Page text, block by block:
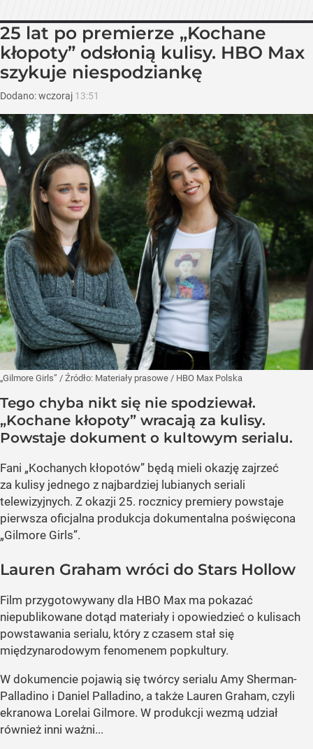
25 lat po premierze „Kochane
kłopoty” odsłonią kulisy. HBO Max
szykuje niespodziankę
Dodano:wczoraj 13:51
„Gilmore Girls” / Źródło: Materiały prasowe / HBO Max Polska
Tego chyba nikt się nie spodziewał.
„Kochane kłopoty” wracają za kulisy.
Powstaje dokument o kultowym serialu.
Fani „Kochanych kłopotów” będą mieli okazję zajrzeć
za kulisy jednego z najbardziej lubianych seriali
telewizyjnych. Z okazji 25. rocznicy premiery powstaje
pierwsza oficjalna produkcja dokumentalna poświęcona
„Gilmore Girls”.
Lauren Graham wróci do Stars Hollow
Film przygotowywany dla HBO Max ma pokazać
niepublikowane dotąd materiały i opowiedzieć o kulisach
powstawania serialu, który z czasem stał się
międzynarodowym fenomenem popkultury.
W dokumencie pojawią się twórcy serialu Amy Sherman-
Palladino i Daniel Palladino, a także Lauren Graham, czyli
ekranowa Lorelai Gilmore. W produkcji wezmą udział
również inni ważni...